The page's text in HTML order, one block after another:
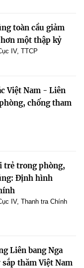
toàn cầu giảm
một thập kỷ
IV, TTCP
Việt Nam - Liên
chống tham
trẻ trong phòng,
Định hình
IV, Thanh tra Chính
Liên bang Nga
thăm Việt Nam